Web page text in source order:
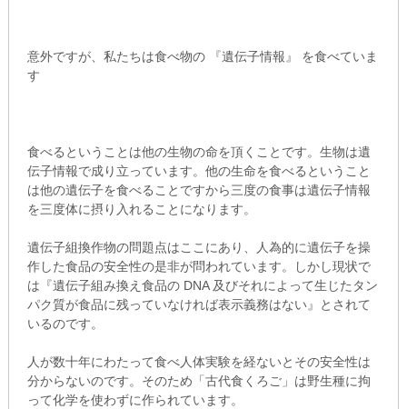
意外ですが、私たちは食べ物の 『遺伝子情報』 を食べていま
す
食べるということは他の生物の命を頂くことです。生物は遺
伝子情報で成り立っています。他の生命を食べるということ
は他の遺伝子を食べることですから三度の食事は遺伝子情報
を三度体に摂り入れることになります。
遺伝子組換作物の問題点はここにあり、人為的に遺伝子を操
作した食品の安全性の是非が問われています。しかし現状で
は『遺伝子組み換え食品の DNA 及びそれによって生じたタン
パク質が食品に残っていなければ表示義務はない』とされて
いるのです。
人が数十年にわたって食べ人体実験を経ないとその安全性は
分からないのです。そのため「古代食くろご」は野生種に拘
って化学を使わずに作られています。